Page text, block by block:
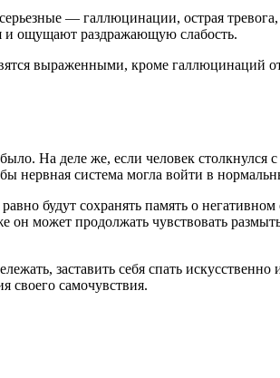
— галлюцинации, острая
и ощущают раздражающую слабость.
выраженными, кроме галлюцинаций
На деле же, если человек
нервная система могла войти в
будут сохранять память о
он может продолжать чувствовать
заставить себя спать
своего самочувствия.